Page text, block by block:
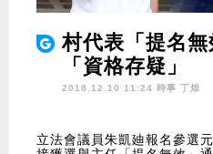
村代表「提名
「資格存疑」
2018.12.10 11:24 時事 丁煌
立法會議員朱凱廸報名參選